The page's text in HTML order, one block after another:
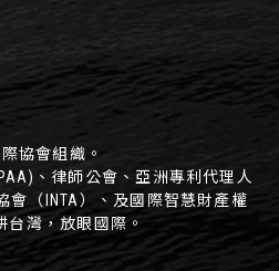
協會組織。
、律師公會、亞洲專利代理人
會（INTA）、及國際智慧財產權
台灣，放眼國際。